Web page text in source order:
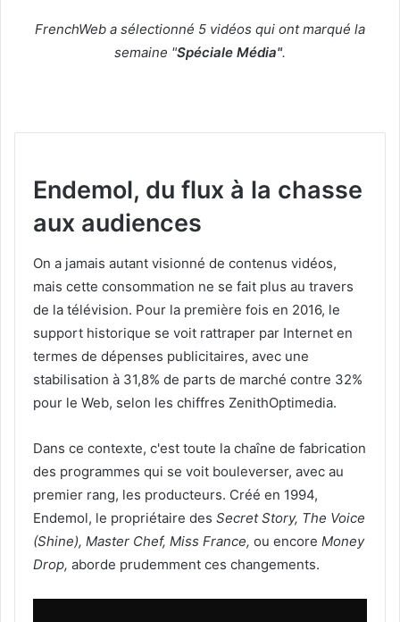
FrenchWeb a sélectionné 5 vidéos qui ont marqué la
semaine "Spéciale Média".
Endemol, du flux à la chasse
aux audiences
On a jamais autant visionné de contenus vidéos,
mais cette consommation ne se fait plus au travers
de la télévision. Pour la première fois en 2016, le
support historique se voit rattraper par Internet en
termes de dépenses publicitaires, avec une
stabilisation à 31,8% de parts de marché contre 32%
pour le Web, selon les chiffres ZenithOptimedia.
Dans ce contexte, c'est toute la chaîne de fabrication
des programmes qui se voit bouleverser, avec au
premier rang, les producteurs. Créé en 1994,
Endemol, le propriétaire des Secret Story, The Voice
(Shine), Master Chef, Miss France, ou encore Money
Drop, aborde prudemment ces changements.